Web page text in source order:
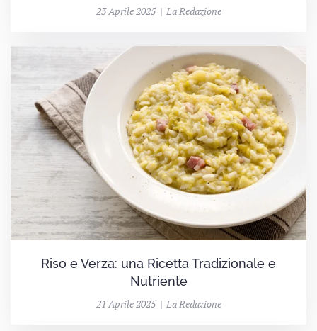
23 Aprile 2025 | La Redazione
Riso e Verza: una Ricetta Tradizionale e
Nutriente
21 Aprile 2025 | La Redazione